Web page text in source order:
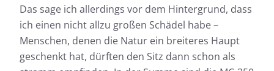
Das sage ich allerdings vor dem Hintergrund, dass
ich einen nicht allzu großen Schädel habe –
Menschen, denen die Natur ein breiteres Haupt
geschenkt hat, dürften den Sitz dann schon als